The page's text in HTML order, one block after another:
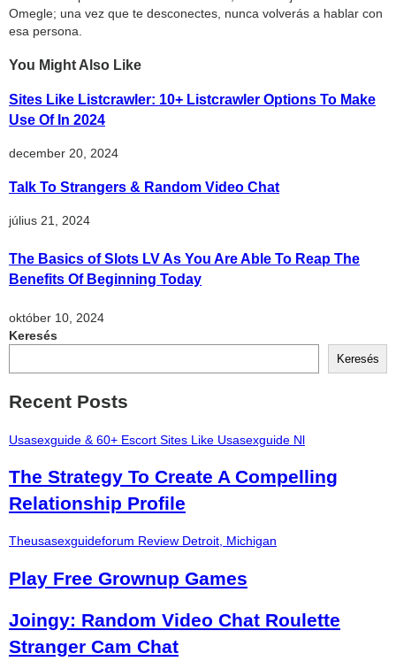
Omegle; una vez que te desconectes, nunca volverás a hablar con
esa persona.
You Might Also Like
Sites Like Listcrawler: 10+ Listcrawler Options To Make
Use Of In 2024
december 20, 2024
Talk To Strangers & Random Video Chat
július 21, 2024
The Basics of Slots LV As You Are Able To Reap The
Benefits Of Beginning Today
október 10, 2024
Keresés
Keresés
Recent Posts
Usasexguide & 60+ Escort Sites Like Usasexguide Nl
The Strategy To Create A Compelling
Relationship Profile
Theusasexguideforum Review Detroit, Michigan
Play Free Grownup Games
Joingy: Random Video Chat Roulette
Stranger Cam Chat